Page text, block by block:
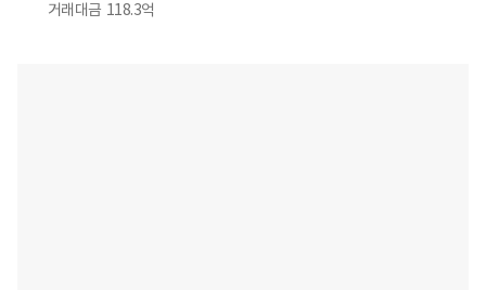
거래대금 118.3억